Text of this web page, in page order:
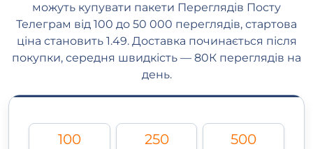
можуть купувати пакети Переглядів Посту
Телеграм від 100 до 50 000 переглядів, стартова
ціна становить 1.49. Доставка починається після
покупки, середня швидкість — 80К переглядів на
день.
100
250
500